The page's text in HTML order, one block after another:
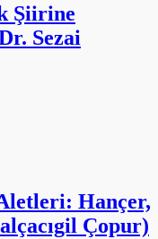
Şiirine
Sezai
Hançer,
Çopur)